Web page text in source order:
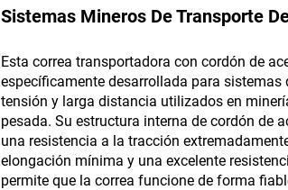
Sistemas Mineros De Transporte
Esta correa transportadora con cordón de
específicamente desarrollada para sistemas
tensión y larga distancia utilizados en
pesada. Su estructura interna de cordón de
una resistencia a la tracción
elongación mínima y una excelente
permite que la correa funcione de forma